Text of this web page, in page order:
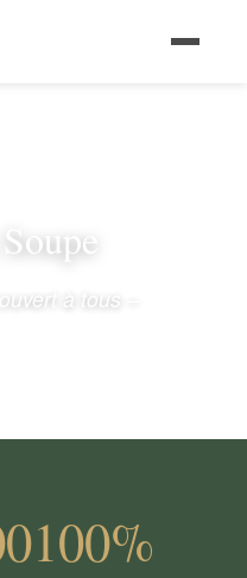
à tous –
100%